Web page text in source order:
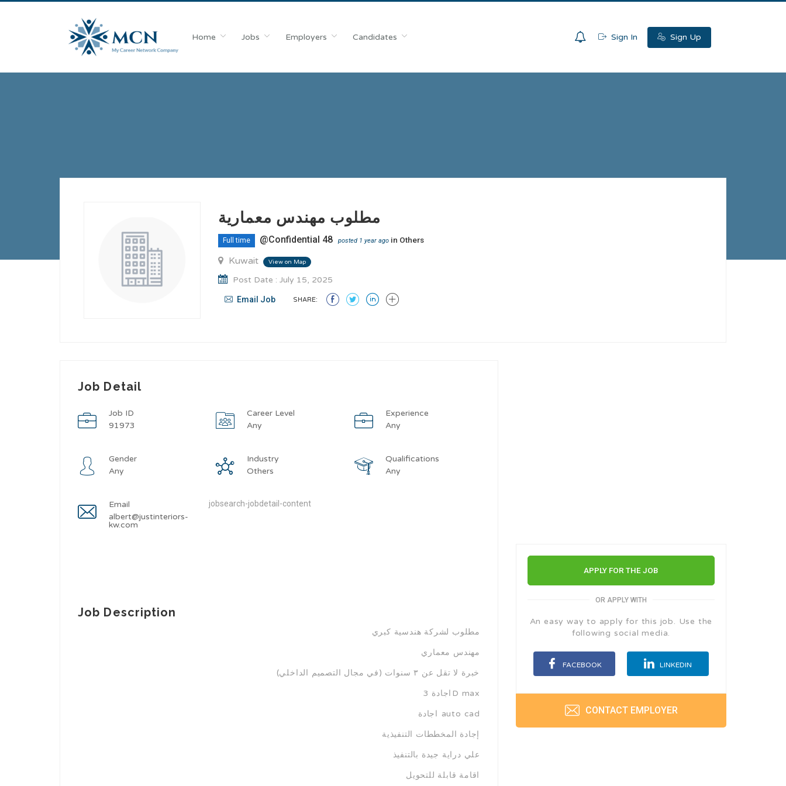
Home Jobs Employers Candidates Sign In Sign Up
مطلوب مهندس معمارية
Full time @Confidential 48 posted 1 year ago in Others
Kuwait View on Map
Post Date : July 15, 2025
Email Job SHARE:
Job Detail
Job ID
91973
Career Level
Any
Experience
Any
Gender
Any
Industry
Others
Qualifications
Any
Email
albert@justinteriors-
kw.com
jobsearch-jobdetail-content
Job Description
مطلوب لشركة هندسية كبري
مهندس معماري
⁠ ⁠خبرة لا تقل عن ٣ سنوات (في مجال التصميم الداخلي)
⁠ ⁠اجادة 3D max
⁠ ⁠اجادة auto cad
⁠ ⁠إجادة المخططات التنفيذية
علي دراية جيدة بالتنفيذ
⁠ ⁠اقامة قابلة للتحويل
APPLY FOR THE JOB
OR APPLY WITH
An easy way to apply for this job. Use the
following social media.
FACEBOOK LINKEDIN
CONTACT EMPLOYER